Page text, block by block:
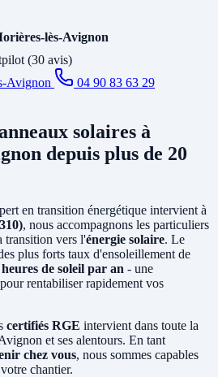
lès-Avignon
(30 avis)
Avignon
04 90 83 63 29
solaires à
depuis plus de 20
en transition énergétique intervient à
, nous accompagnons les particuliers
transition vers l'énergie solaire. Le
plus forts taux d'ensoleillement de
de soleil par an - une
rentabiliser rapidement vos
certifiés RGE intervient dans toute la
et ses alentours. En tant
chez vous, nous sommes capables
chantier.